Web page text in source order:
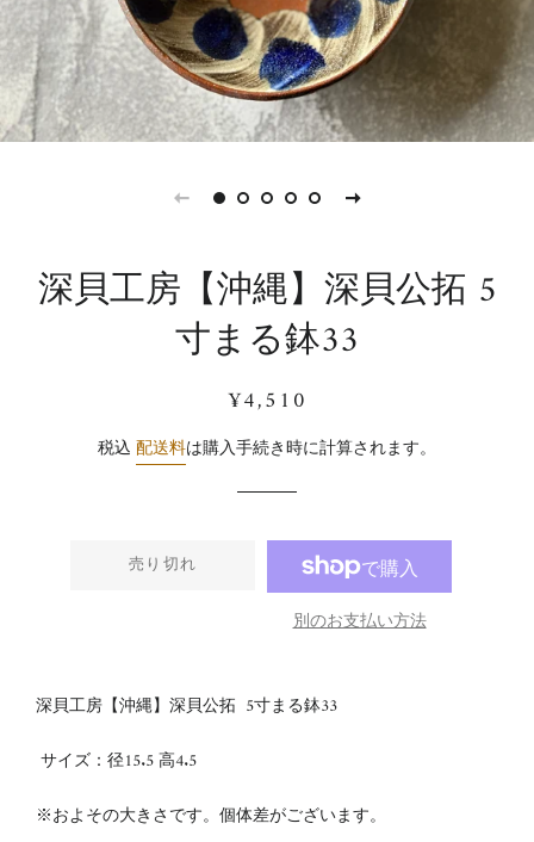
深貝工房【沖縄】深貝公拓 5
寸まる鉢33
通
価
販
価
¥4,510
税込 配送料は購入手続き時に計算されます。
売り切れ
別のお支払い方法
深貝工房【沖縄】深貝公拓 5寸まる鉢33
サイズ： 径15.5高4.5
※およその大きさです。個体差がございます。